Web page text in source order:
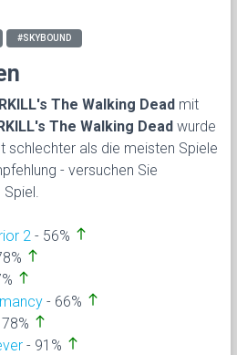
#SKYBOUND
The Walking Dead mit
The Walking Dead wurde
schlechter als die meisten Spiele
- versuchen Sie
2 - 56% north
north
north
- 66% north
north
- 91% north